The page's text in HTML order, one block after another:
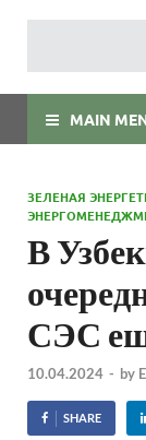
MAIN
ЗЕЛЕНАЯ
В
СЭС
10.04.2024 - by
SHARE